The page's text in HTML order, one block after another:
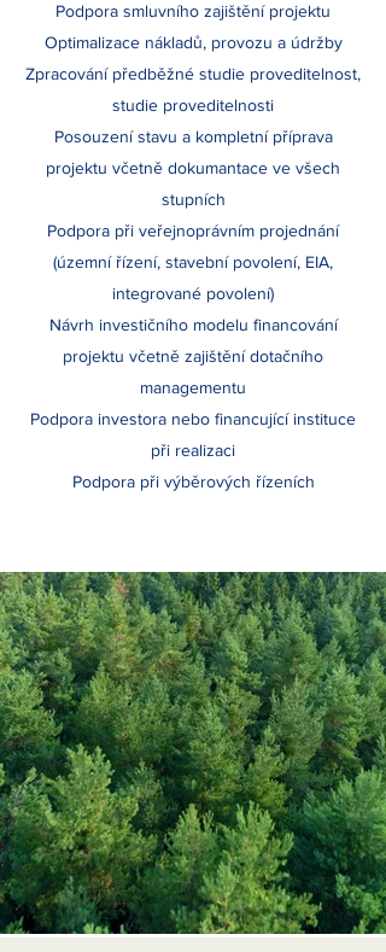
Podpora smluvního zajištění projektu
Optimalizace nákladů, provozu a údržby
Zpracování předběžné studie proveditelnost,
studie proveditelnosti
Posouzení stavu a kompletní příprava
projektu včetně dokumantace ve všech
stupních
Podpora při veřejnoprávním projednání
(územní řízení, stavební povolení, EIA,
integrované povolení)
Návrh investičního modelu financování
projektu včetně zajištění dotačního
managementu
Podpora investora nebo financující instituce
při realizaci
Podpora při výběrových řízeních